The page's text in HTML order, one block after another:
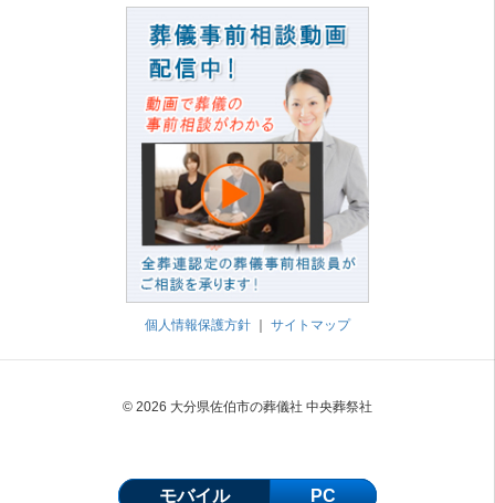
個人情報保護方針 ｜ サイトマップ
© 2026 大分県佐伯市の葬儀社 中央葬祭社
モバイル PC